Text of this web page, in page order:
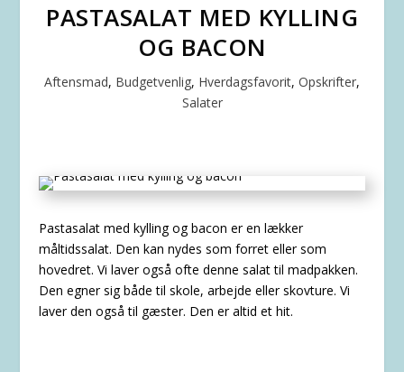
PASTASALAT MED KYLLING
OG BACON
Aftensmad, Budgetvenlig, Hverdagsfavorit, Opskrifter,
Salater
Pastasalat med kylling og bacon er en lækker
måltidssalat. Den kan nydes som forret eller som
hovedret. Vi laver også ofte denne salat til madpakken.
Den egner sig både til skole, arbejde eller skovture. Vi
laver den også til gæster. Den er altid et hit.